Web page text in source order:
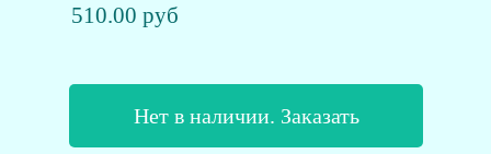
510.00 руб
Нет в наличии. Заказать